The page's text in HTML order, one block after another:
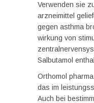
Verwenden sie
arzneimittel
gegen asthma
wirkung von
Salbutamol
Orthomol
das im
Auch bei